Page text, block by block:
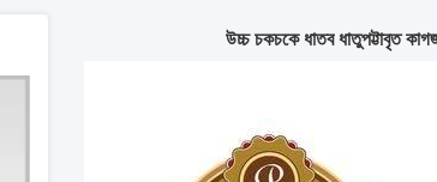
উচ্চ চকচকে ধাতব ধাতুপট্টাবৃত